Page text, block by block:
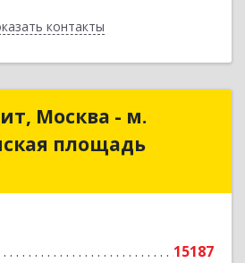
контакты
Назад
Москва - м.
площадь
15187
Бит, Москва - м.
площадь
Подробнее